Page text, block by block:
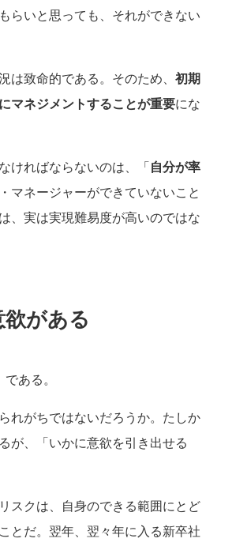
らいと思っても、それができない
致命的である。そのため、 初期
マネジメントすることが重要にな
ければならないのは、「自分が率
マネージャーができていないこと
、実は実現難易度が高いのではな
がある
である。
れがちではないだろうか。たしか
が、「いかに意欲を引き出せる
スクは、自身のできる範囲にとど
とだ。翌年、翌々年に入る新卒社